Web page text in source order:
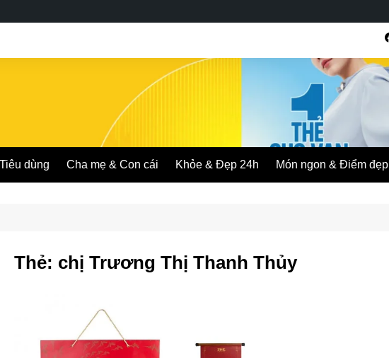
dùng Cha mẹ & Con cái Khỏe & Đẹp 24h Món ngon & Điểm đẹp
Thẻ: chị Trương Thị Thanh Thủy